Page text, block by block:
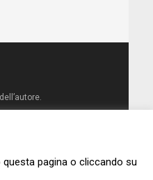
Store
pagina o cliccando su